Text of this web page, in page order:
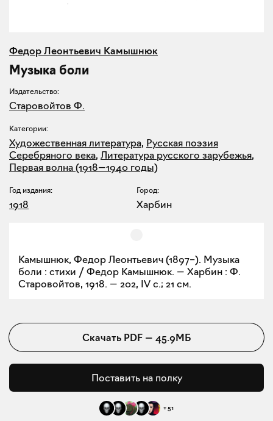
Федор Леонтьевич Камышнюк
Музыка боли
Издательство:
Старовойтов Ф.
Категории:
Художественная литература, Русская поэзия
Серебряного века, Литература русского зарубежья,
Первая волна (1918—1940 годы)
Год издания:
1918
Город:
Харбин
Камышнюк, Федор Леонтьевич (1897–). Музыка
боли : стихи / Федор Камышнюк. — Харбин : Ф.
Старовойтов, 1918. — 202, IV с.; 21 см.
Скачать PDF — 45.9МБ
Поставить на полку
+51